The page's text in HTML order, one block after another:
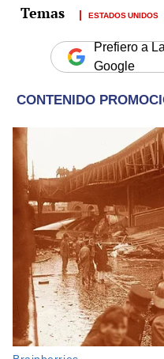
ESTADOS UNIDOS
Prefiero a
Google